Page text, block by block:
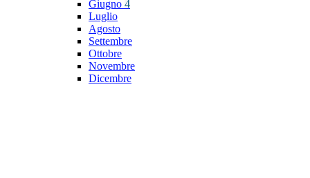
Giugno 4
Luglio
Agosto
Settembre
Ottobre
Novembre
Dicembre